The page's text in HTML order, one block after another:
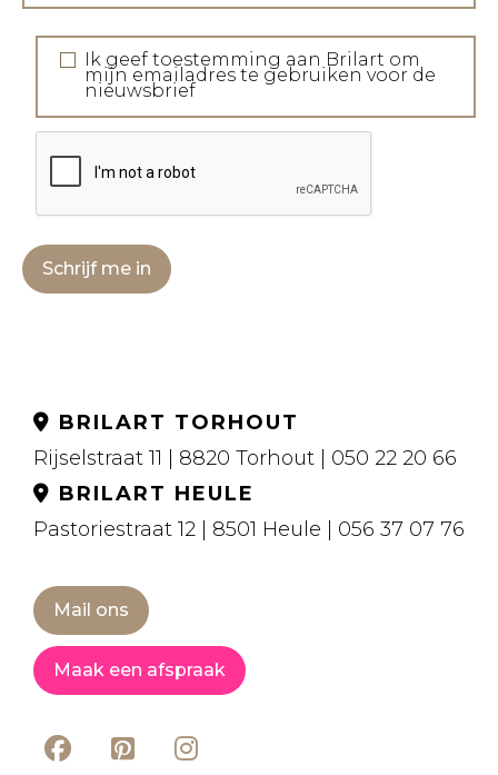
Ik geef toestemming aan Brilart om
mijn emailadres te gebruiken voor de
nieuwsbrief
Schrijf me in
BRILART TORHOUT
Rijselstraat 11 | 8820 Torhout | 050 22 20 66
BRILART HEULE
Pastoriestraat 12 | 8501 Heule | 056 37 07 76
Mail ons
Maak een afspraak